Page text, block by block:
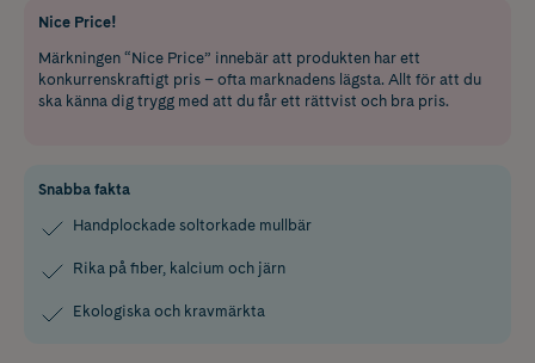
Nice Price!
Märkningen “Nice Price” innebär att produkten har ett
konkurrenskraftigt pris – ofta marknadens lägsta. Allt för att du
ska känna dig trygg med att du får ett rättvist och bra pris.
Snabba fakta
Handplockade soltorkade mullbär
Rika på fiber, kalcium och järn
Ekologiska och kravmärkta